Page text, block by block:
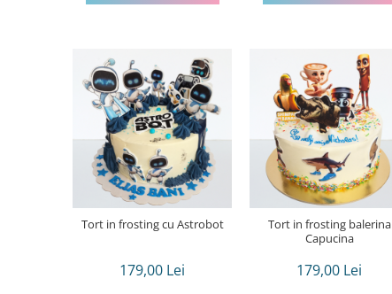
Tort in frosting cu Astrobot
179,00 Lei
Tort in frosting balerina
Capucina
179,00 Lei